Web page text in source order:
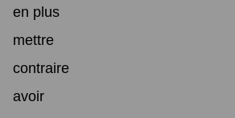
en plus
mettre
contraire
avoir